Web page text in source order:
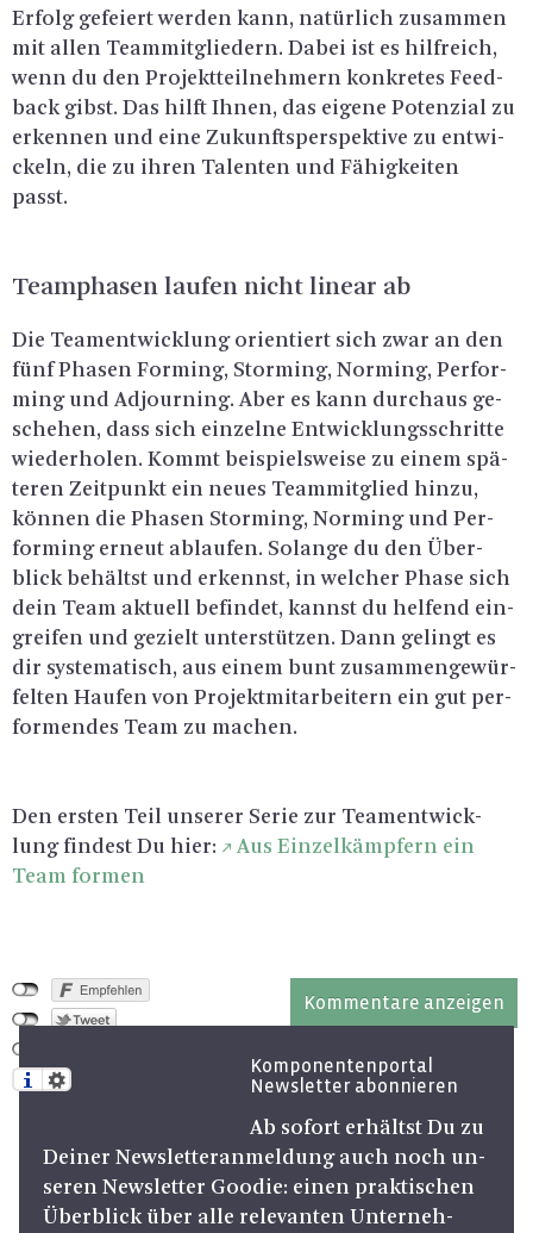
Er­folg ge­fei­ert wer­den kann, na­tür­lich zu­sam­men
mit allen Team­mit­glie­dern. Dabei ist es hilf­reich,
wenn du den Pro­jekt­teil­neh­mern kon­kre­tes Feed­
back gibst. Das hilft Ihnen, das ei­ge­ne Po­ten­zi­al zu
er­ken­nen und eine Zu­kunfts­per­spek­ti­ve zu ent­wi­
ckeln, die zu ihren Ta­len­ten und Fä­hig­kei­ten
passt.
Team­pha­sen lau­fen nicht li­ne­ar ab
Die Teament­wick­lung ori­en­tiert sich zwar an den
fünf Pha­sen For­ming, Stor­ming, Nor­ming, Per­for­
ming und Ad­journing. Aber es kann durch­aus ge­
sche­hen, dass sich ein­zel­ne Ent­wick­lungs­schrit­te
wie­der­ho­len. Kommt bei­spiels­wei­se zu einem spä­
te­ren Zeit­punkt ein neues Team­mit­glied hinzu,
kön­nen die Pha­sen Stor­ming, Nor­ming und Per­
for­ming er­neut ab­lau­fen. So­lan­ge du den Über­
blick be­hältst und er­kennst, in wel­cher Phase sich
dein Team ak­tu­ell be­fin­det, kannst du hel­fend ein­
grei­fen und ge­zielt un­ter­stüt­zen. Dann ge­lingt es
dir sys­te­ma­tisch, aus einem bunt zu­sam­men­ge­wür­
fel­ten Hau­fen von Pro­jekt­mit­ar­bei­tern ein gut per­
for­men­des Team zu ma­chen.
Den ers­ten Teil un­se­rer Serie zur Teament­wick­
lung fin­dest Du hier:
Aus Ein­zel­kämp­fern ein
Team for­men
Kommentare anzeigen
Komponentenportal
Newsletter abonnieren
Ab so­fort er­hältst Du zu
Dei­ner News­let­ter­an­mel­dung auch noch un­
se­ren News­let­ter Goo­die: einen prak­ti­schen
Über­blick über alle re­le­van­ten Un­ter­neh­